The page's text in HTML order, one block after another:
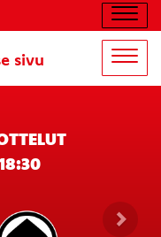
sivu